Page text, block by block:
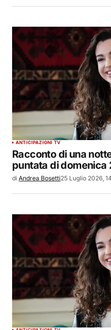
ANTICIPAZIONI TV
Racconto di una
puntata di domenica
di Andrea Bosetti25 Luglio 2026,